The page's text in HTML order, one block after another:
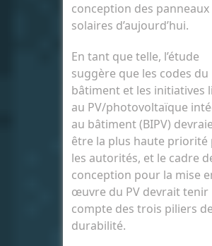
conception des panneaux
solaires d’aujourd’hui.
En tant que telle, l’étude
suggère que les codes du
bâtiment et les initiatives
au PV/photovoltaïque
au bâtiment (BIPV)
être la plus haute priorité
les autorités, et le cadre
conception pour la mise
œuvre du PV devrait tenir
compte des trois piliers
durabilité.